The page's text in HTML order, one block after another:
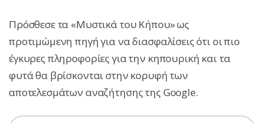
Πρόσθεσε τα «Μυστικά του Κήπου» ως
προτιμώμενη πηγή για να διασφαλίσεις ότι οι πιο
έγκυρες πληροφορίες για την κηπουρική και τα
φυτά θα βρίσκονται στην κορυφή των
αποτελεσμάτων αναζήτησης της Google.